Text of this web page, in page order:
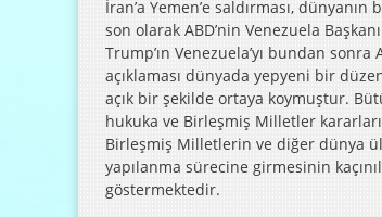
İran’a Yemen’e saldırması,
son olarak ABD’nin Venezuela
Trump’ın Venezuela’yı bundan sonra
açıklaması dünyada yepyeni bir
açık bir şekilde ortaya koymuştur.
hukuka ve Birleşmiş Milletler
Birleşmiş Milletlerin ve diğer dünya
yapılanma sürecine girmesinin
göstermektedir.